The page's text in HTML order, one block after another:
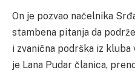
On je pozvao načelnika
stambena pitanja da
i zvanična podrška iz kluba
je Lana Pudar članica,